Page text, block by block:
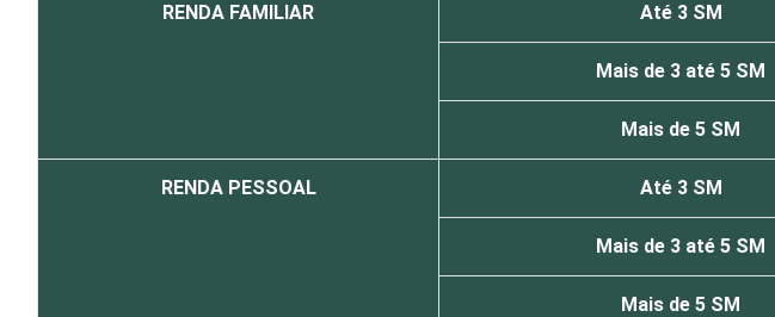
RENDA FAMILIAR Até 3 SM
Mais de 3 até 5 SM
Mais de 5 SM
RENDA PESSOAL Até 3 SM
Mais de 3 até 5 SM
Mais de 5 SM